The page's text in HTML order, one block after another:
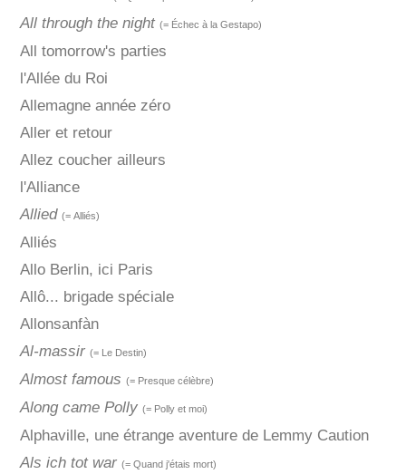
All through the night (= Échec à la Gestapo)
All tomorrow's parties
l'Allée du Roi
Allemagne année zéro
Aller et retour
Allez coucher ailleurs
l'Alliance
Allied (= Alliés)
Alliés
Allo Berlin, ici Paris
Allô... brigade spéciale
Allonsanfàn
Al-massir (= Le Destin)
Almost famous (= Presque célèbre)
Along came Polly (= Polly et moi)
Alphaville, une étrange aventure de Lemmy Caution
Als ich tot war (= Quand j'étais mort)